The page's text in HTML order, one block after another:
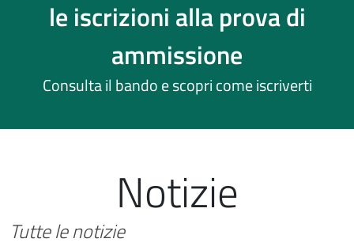
le iscrizioni alla prova di
ammissione
Consulta il bando e scopri come iscriverti
Notizie
Tutte le notizie